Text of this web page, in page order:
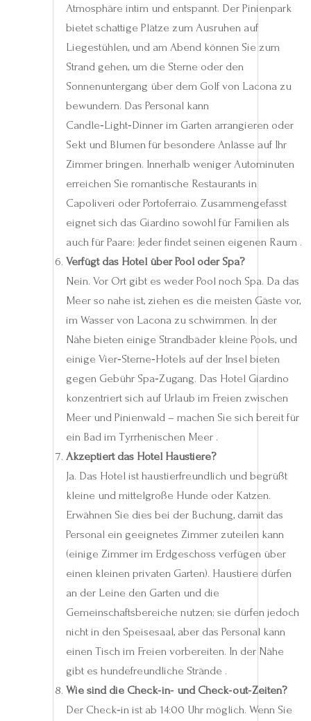
Atmosphäre intim und entspannt. Der Pinienpark
bietet schattige Plätze zum Ausruhen auf
Liegestühlen, und am Abend können Sie zum
Strand gehen, um die Sterne oder den
Sonnenuntergang über dem Golf von Lacona zu
bewundern. Das Personal kann
Candle‑Light‑Dinner im Garten arrangieren oder
Sekt und Blumen für besondere Anlässe auf Ihr
Zimmer bringen. Innerhalb weniger Autominuten
erreichen Sie romantische Restaurants in
Capoliveri oder Portoferraio. Zusammengefasst
eignet sich das Giardino sowohl für Familien als
auch für Paare: Jeder findet seinen eigenen Raum .
Verfügt das Hotel über Pool oder Spa?
Nein. Vor Ort gibt es weder Pool noch Spa. Da das
Meer so nahe ist, ziehen es die meisten Gäste vor,
im Wasser von Lacona zu schwimmen. In der
Nähe bieten einige Strandbäder kleine Pools, und
einige Vier‑Sterne‑Hotels auf der Insel bieten
gegen Gebühr Spa‑Zugang. Das Hotel Giardino
konzentriert sich auf Urlaub im Freien zwischen
Meer und Pinienwald – machen Sie sich bereit für
ein Bad im Tyrrhenischen Meer .
Akzeptiert das Hotel Haustiere?
Ja. Das Hotel ist haustierfreundlich und begrüßt
kleine und mittelgroße Hunde oder Katzen.
Erwähnen Sie dies bei der Buchung, damit das
Personal ein geeignetes Zimmer zuteilen kann
(einige Zimmer im Erdgeschoss verfügen über
einen kleinen privaten Garten). Haustiere dürfen
an der Leine den Garten und die
Gemeinschaftsbereiche nutzen; sie dürfen jedoch
nicht in den Speisesaal, aber das Personal kann
einen Tisch im Freien vorbereiten. In der Nähe
gibt es hundefreundliche Strände .
Wie sind die Check‑in‑ und Check‑out‑Zeiten?
Der Check‑in ist ab 14:00 Uhr möglich. Wenn Sie